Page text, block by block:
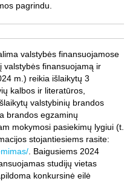
pagrindu.
valstybės finansuojamose
valstybės finansuojamą ir
m.) reikia išlaikytų 3
kalbos ir literatūros,
valstybinių brandos
brandos egzaminų
mokymosi pasiekimų lygiui (t.
stojantiesiems rasite:
. Baigusiems 2024
studijų vietas
konkursinė eilė